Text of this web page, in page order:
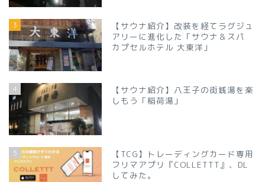
3
【サウナ紹介】改装を経てラグジュ
アリーに進化した「サウナ＆スパ
カプセルホテル 大東洋」
4
【サウナ紹介】八王子の街銭湯を楽
しもう「稲荷湯」
5
【TCG】トレーディングカード専用
フリマアプリ『COLLETTT』、DL
してみた。